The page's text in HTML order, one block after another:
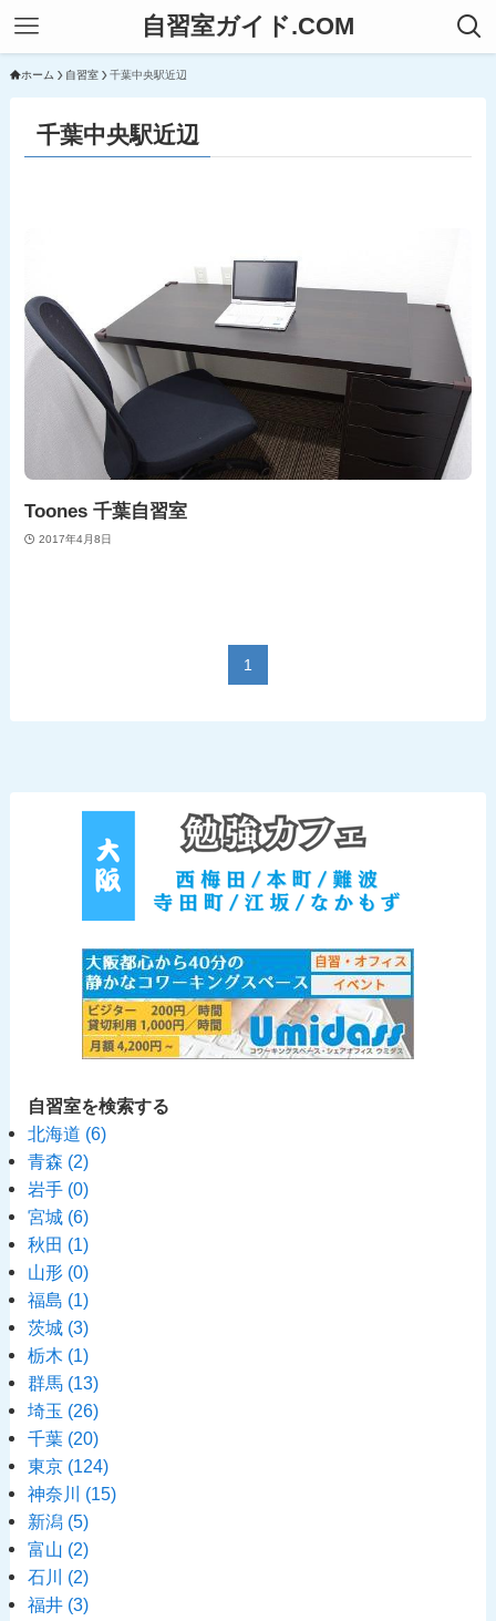
自習室ガイド.COM
ホーム 自習室 千葉中央駅近辺
千葉中央駅近辺
Toones 千葉自習室
2017年4月8日
1
自習室を検索する
北海道 (6)
青森 (2)
岩手 (0)
宮城 (6)
秋田 (1)
山形 (0)
福島 (1)
茨城 (3)
栃木 (1)
群馬 (13)
埼玉 (26)
千葉 (20)
東京 (124)
神奈川 (15)
新潟 (5)
富山 (2)
石川 (2)
福井 (3)